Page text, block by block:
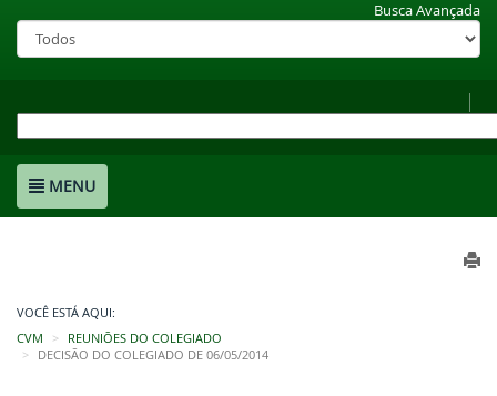
Busca Avançada
MENU
VOCÊ ESTÁ AQUI:
CVM
REUNIÕES DO COLEGIADO
DECISÃO DO COLEGIADO DE 06/05/2014